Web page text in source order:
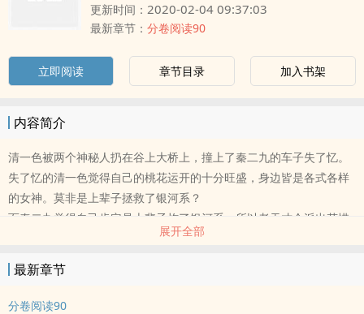
更新时间： 2020-02-04 09:37:03
最新章节： 分卷阅读90
立即阅读 章节目录 加入书架
内容简介
清一色被两个神秘人扔在谷上大桥上，撞上了秦二九的车子失了忆。
失了忆的清一色觉得自己的桃花运开的十分旺盛，身边皆是各式各样
的女神。莫非是上辈子拯救了银河系？
而秦二九觉得自己肯定是上辈子炸了银河系，所以老天才会派出花惜
这是一段“历情劫，登神位”的百合故事。
展开全部
最新章节
分卷阅读90